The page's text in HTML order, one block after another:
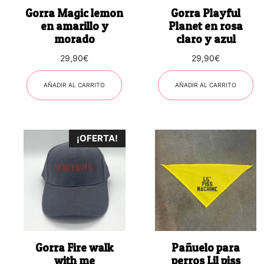
Gorra Magic lemon
en amarillo y
morado
29,90€
AÑADIR AL CARRITO
Gorra Playful
Planet en rosa
claro y azul
29,90€
AÑADIR AL CARRITO
¡OFERTA!
Gorra Fire walk
with me
Pañuelo para
perros Lil piss